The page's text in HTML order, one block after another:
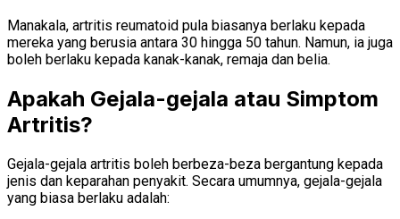
Manakala, artritis reumatoid pula biasanya berlaku kepada
mereka yang berusia antara 30 hingga 50 tahun. Namun, ia juga
boleh berlaku kepada kanak-kanak, remaja dan belia.
Apakah Gejala-gejala atau Simptom
Artritis?
Gejala-gejala artritis boleh berbeza-beza bergantung kepada
jenis dan keparahan penyakit. Secara umumnya, gejala-gejala
yang biasa berlaku adalah: